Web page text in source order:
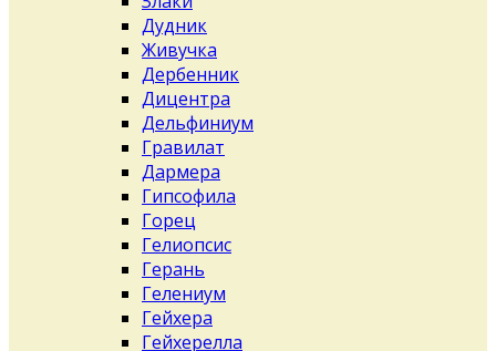
Дудник
Живучка
Дербенник
Дицентра
Дельфиниум
Гравилат
Дармера
Гипсофила
Горец
Гелиопсис
Герань
Гелениум
Гейхера
Гейхерелла